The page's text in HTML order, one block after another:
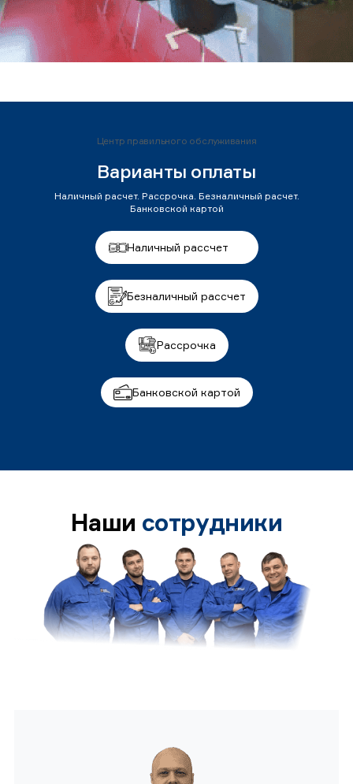
Центр правильного обслуживания
Варианты оплаты
Наличный расчет. Рассрочка. Безналичный расчет.
Банковской картой
Наличный рассчет
Безналичный рассчет
Рассрочка
Банковской картой
Наши сотрудники